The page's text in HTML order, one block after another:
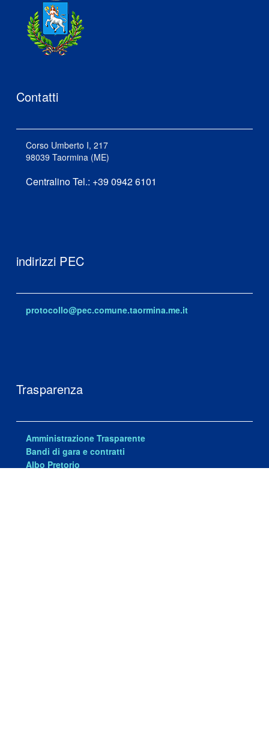
Contatti
Corso Umberto I, 217
98039 Taormina (ME)
Centralino Tel.: +39 0942 6101
indirizzi PEC
protocollo@pec.comune.taormina.me.it
Trasparenza
Amministrazione Trasparente
Bandi di gara e contratti
Albo Pretorio